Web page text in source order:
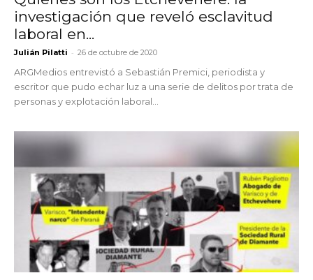
investigación que reveló esclavitud
laboral en...
Julián Pilatti - 26 de octubre de 2020
ARGMedios entrevistó a Sebastián Premici, periodista y
escritor que pudo echar luz a una serie de delitos por trata de
personas y explotación laboral...